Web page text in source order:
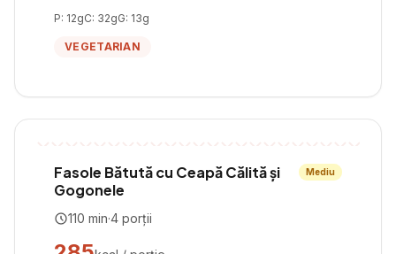
P: 12gC: 32gG: 13g
VEGETARIAN
Fasole Bătută cu Ceapă Călită și
Gogonele
Mediu
110 min·4 porții